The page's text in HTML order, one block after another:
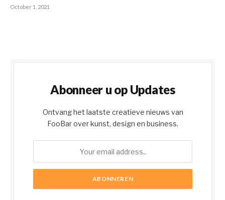
October 1, 2021
Abonneer u op Updates
Ontvang het laatste creatieve nieuws van
FooBar over kunst, design en business.